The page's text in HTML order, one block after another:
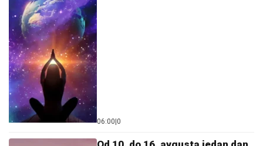
06:00 0